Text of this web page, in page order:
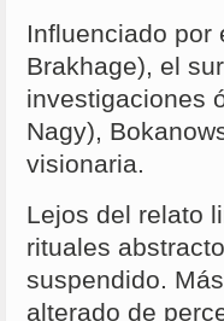
Influenciado por
Brakhage), el
investigaciones
Nagy),
visionaria.
Lejos del relato
rituales
suspendido.
alterado de